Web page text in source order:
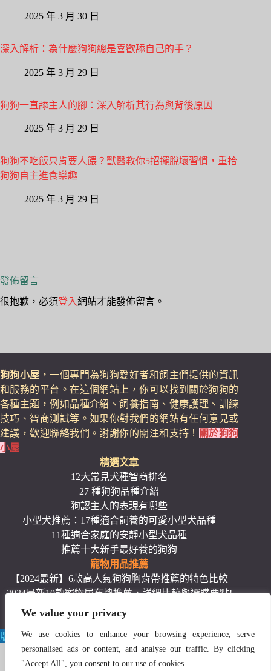
We value your privacy
We use cookies to enhance your browsing experience, serve
personalised ads or content, and analyse our traffic. By clicking
"Accept All", you consent to our use of cookies.
2025 年 3 月 30 日
深入解析：為什麼狗狗總是喜歡舔自己的手？
2025 年 3 月 29 日
狗狗一直舔主人的腳：深入解析其行為與背後原因
2025 年 3 月 29 日
狗狗不吃飯只肯要人餵？獸醫教你5招擺脫壞習慣，重拾
狗狗自主進食樂趣
2025 年 3 月 29 日
發佈留言
很抱歉，必須登入網站才能發佈留言。
狗狗小屋 ，一個專門為狗狗愛好者和飼主們提供的資訊
和服務的平台。在這個網站上，你可以找到關於狗狗的
各種主題，例如品種介紹、飼養指南、健康護理、訓練
技巧、智商測試等。如果你對我們的網站有任何意見或
建議，歡迎聯絡我們。謝謝你的關注和支持！
關於狗狗
小屋
精選文章
12大常見犬種智商排名
27 種狗狗品種介紹
狗認主人的表現有哪些
小型犬推薦：17種適合飼養的可愛小型犬品種
11種適合家庭的安靜小型犬品種
推薦十大新手最好養的狗狗
寵物用品推薦
【2024最新】6款高人氣狗狗胸背帶推薦的特色比較
2024最新10款寵物尿布墊推薦，詳細比較與選購要點!
最佳寵物推車推薦：熱銷排名前12款精選！
狗飼料推薦：12款熱銷高品質、平價的狗飼料
版權 © 2026 -狗狗小屋24lovedog.com